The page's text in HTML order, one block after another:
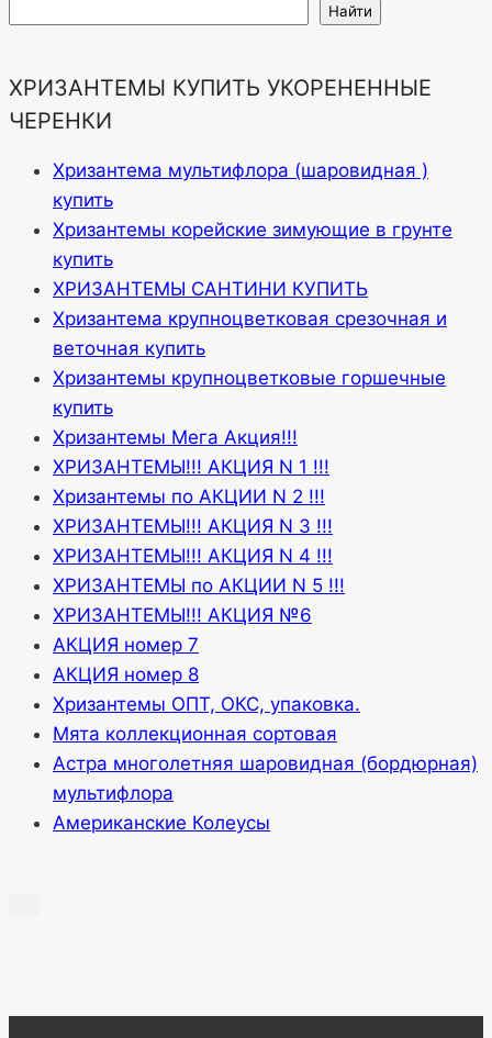
Найти
ХРИЗАНТЕМЫ КУПИТЬ УКОРЕНЕННЫЕ
ЧЕРЕНКИ
Хризантема мультифлора (шаровидная )
купить
Хризантемы корейские зимующие в грунте
купить
ХРИЗАНТЕМЫ САНТИНИ КУПИТЬ
Хризантема крупноцветковая срезочная и
веточная купить
Хризантемы крупноцветковые горшечные
купить
Хризантемы Мега Акция!!!
ХРИЗАНТЕМЫ!!! АКЦИЯ N 1 !!!
Хризантемы по АКЦИИ N 2 !!!
ХРИЗАНТЕМЫ!!! АКЦИЯ N 3 !!!
ХРИЗАНТЕМЫ!!! АКЦИЯ N 4 !!!
ХРИЗАНТЕМЫ по АКЦИИ N 5 !!!
ХРИЗАНТЕМЫ!!! АКЦИЯ №6
АКЦИЯ номер 7
АКЦИЯ номер 8
Хризантемы ОПТ, ОКС, упаковка.
Мята коллекционная сортовая
Астра многолетняя шаровидная (бордюрная)
мультифлора
Американские Колеусы